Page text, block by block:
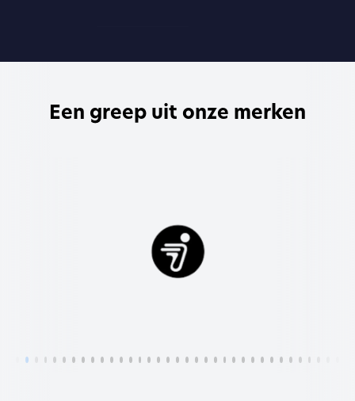
Een greep uit onze merken